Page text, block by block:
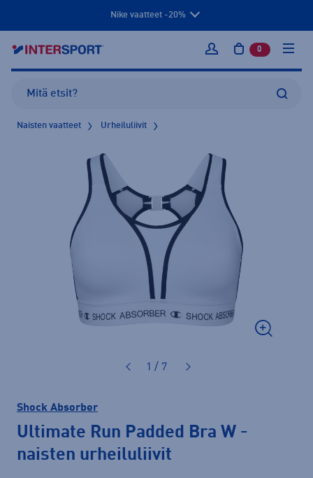
Nike vaatteet -20%
Kirjaudu sisään
0 tuotetta
Naisten vaatteet Urheiluliivit
1 / 7
Shock Absorber
Ultimate Run Padded Bra W -
naisten urheiluliivit